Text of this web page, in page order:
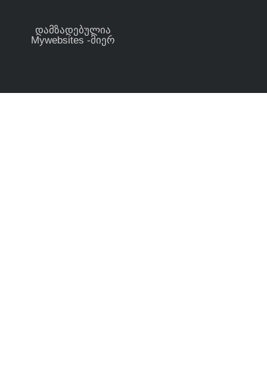
დამზადებულია
Mywebsites -მიერ